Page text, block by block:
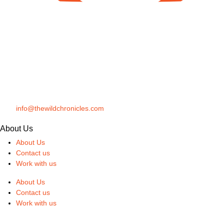
info@thewildchronicles.com
About Us
About Us
Contact us
Work with us
About Us
Contact us
Work with us